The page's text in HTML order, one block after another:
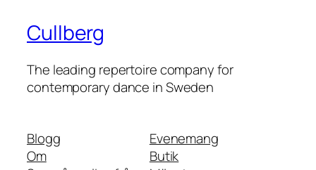
Cullberg
The leading repertoire company for
contemporary dance in Sweden
Blogg
Om
Evenemang
Butik